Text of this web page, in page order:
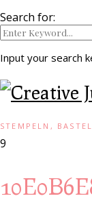
Search for:
Input your search
STEMPELN,
9